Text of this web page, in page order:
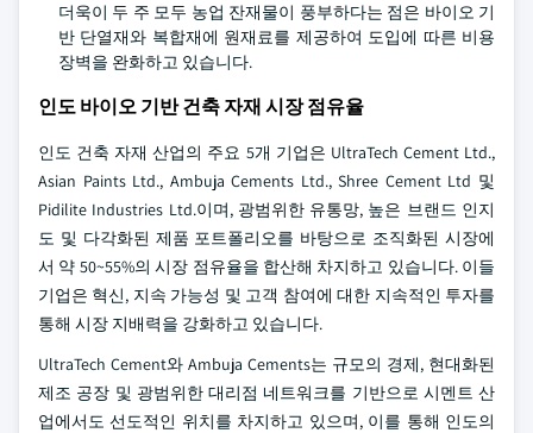
더욱이 두 주 모두 농업 잔재물이 풍부하다는 점은 바이오 기
반 단열재와 복합재에 원재료를 제공하여 도입에 따른 비용
장벽을 완화하고 있습니다.
인도 바이오 기반 건축 자재 시장 점유율
인도 건축 자재 산업의 주요 5개 기업은 UltraTech Cement Ltd.,
Asian Paints Ltd., Ambuja Cements Ltd., Shree Cement Ltd 및
Pidilite Industries Ltd.이며, 광범위한 유통망, 높은 브랜드 인지
도 및 다각화된 제품 포트폴리오를 바탕으로 조직화된 시장에
서 약 50~55%의 시장 점유율을 합산해 차지하고 있습니다. 이들
기업은 혁신, 지속 가능성 및 고객 참여에 대한 지속적인 투자를
통해 시장 지배력을 강화하고 있습니다.
UltraTech Cement와 Ambuja Cements는 규모의 경제, 현대화된
제조 공장 및 광범위한 대리점 네트워크를 기반으로 시멘트 산
업에서도 선도적인 위치를 차지하고 있으며, 이를 통해 인도의